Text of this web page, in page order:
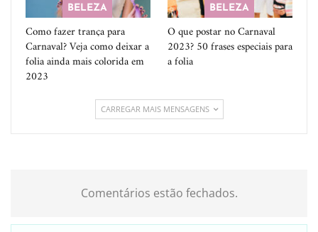
BELEZA
Como fazer trança para
Carnaval? Veja como deixar a
folia ainda mais colorida em
2023
BELEZA
O que postar no Carnaval
2023? 50 frases especiais para
a folia
CARREGAR MAIS MENSAGENS
Comentários estão fechados.